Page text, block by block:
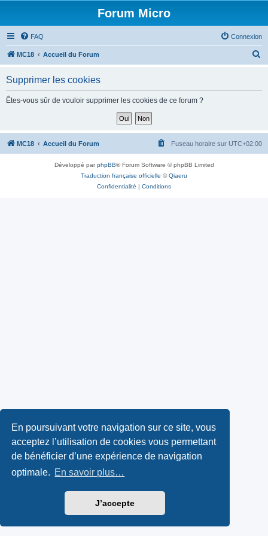
En poursuivant votre navigation sur ce site, vous
acceptez l’utilisation de cookies vous permettant
de bénéficier d’une expérience de navigation
optimale. En savoir plus…
J’accepte
Forum Micro
FAQ Connexion
MC18 Accueil du Forum
h
Supprimer les cookies
Êtes-vous sûr de vouloir supprimer les cookies de ce forum ?
MC18 Accueil du Forum Fuseau horaire sur UTC+02:00
Développé parphpBB® Forum Software © phpBB Limited
Traduction française officielle ©Qiaeru
Confidentialité | Conditions